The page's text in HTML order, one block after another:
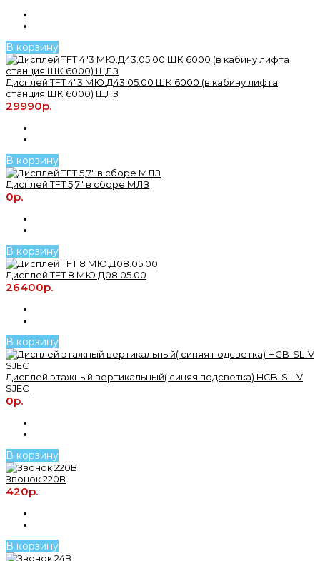
В корзину
Дисплей TFT 4"3 МЮ.Д43.05.00 ШК 6000 (в кабину лифта
станция ШК 6000) ЩЛЗ
29990р.
В корзину
Дисплей TFT 5,7" в сборе МЛЗ
0р.
В корзину
Дисплей TFT 8 МЮ.Д08.05.00
26400р.
В корзину
Дисплей этажный вертикальный( синяя подсветка) HCB-SL-V
SJEC
0р.
В корзину
Звонок 220В
420р.
В корзину